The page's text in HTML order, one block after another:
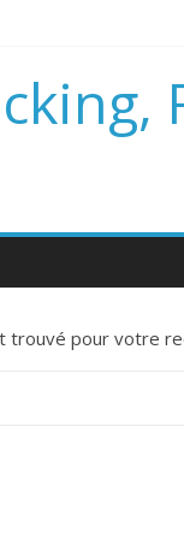
trouvé pour votre